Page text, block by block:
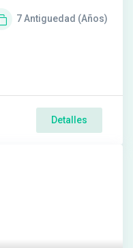
7Antiguedad (Años)
Detalles